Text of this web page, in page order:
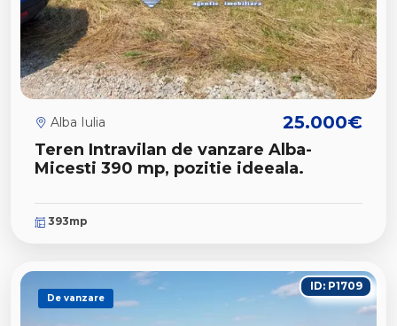
Teren Intravilan de vanzare Alba-
Micesti 390 mp, pozitie ideeala.
Alba Iulia 25.000€
393mp
De vanzare
ID: P1709